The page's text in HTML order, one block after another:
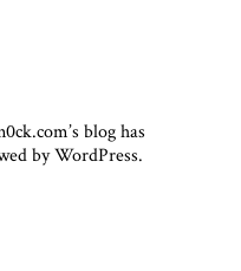
blog has
by WordPress.